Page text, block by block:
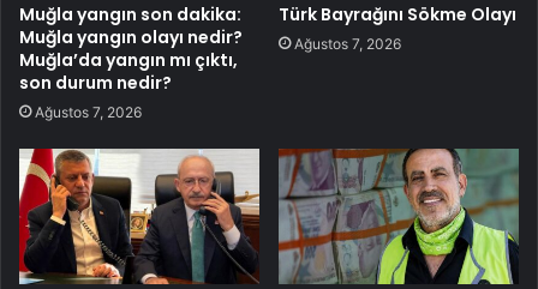
Muğla yangın son dakika:
Muğla yangın olayı nedir?
Muğla’da yangın mı çıktı,
son durum nedir?
Ağustos 7, 2026
Türk Bayrağını Sökme Olayı
Ağustos 7, 2026